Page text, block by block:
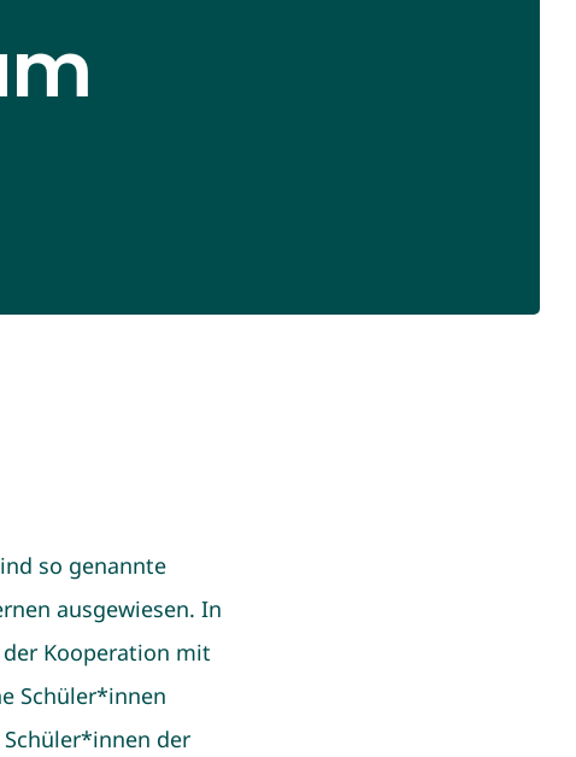
so genannte
ausgewiesen. In
Kooperation mit
Schüler*innen
der